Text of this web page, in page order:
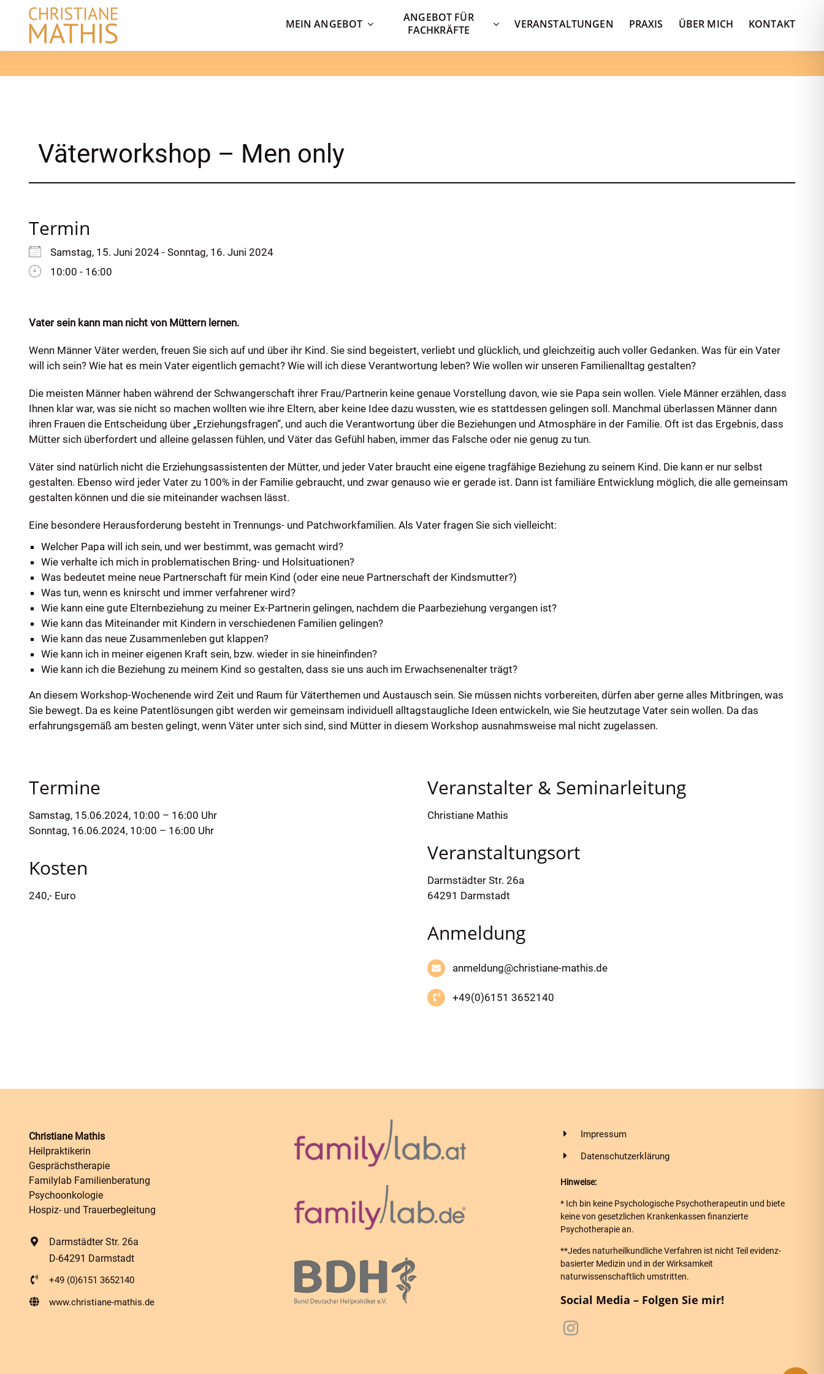
content
MEIN ANGEBOT
ANGEBOT FÜR
FACHKRÄFTE
VERANSTALTUNGEN PRAXIS ÜBER MICH KONTAKT
Väterworkshop – Men only
Termin
Samstag, 15. Juni 2024 - Sonntag, 16. Juni 2024
10:00 - 16:00
Vater sein kann man nicht von Müttern lernen.
Wenn Männer Väter werden, freuen Sie sich auf und über ihr Kind. Sie sind begeistert, verliebt und glücklich, und gleichzeitig auch voller Gedanken. Was für ein Vater
will ich sein? Wie hat es mein Vater eigentlich gemacht? Wie will ich diese Verantwortung leben? Wie wollen wir unseren Familienalltag gestalten?
Die meisten Männer haben während der Schwangerschaft ihrer Frau/Partnerin keine genaue Vorstellung davon, wie sie Papa sein wollen. Viele Männer erzählen, dass
Ihnen klar war, was sie nicht so machen wollten wie ihre Eltern, aber keine Idee dazu wussten, wie es stattdessen gelingen soll. Manchmal überlassen Männer dann
ihren Frauen die Entscheidung über „Erziehungsfragen“, und auch die Verantwortung über die Beziehungen und Atmosphäre in der Familie. Oft ist das Ergebnis, dass
Mütter sich überfordert und alleine gelassen fühlen, und Väter das Gefühl haben, immer das Falsche oder nie genug zu tun.
Väter sind natürlich nicht die Erziehungsassistenten der Mütter, und jeder Vater braucht eine eigene tragfähige Beziehung zu seinem Kind. Die kann er nur selbst
gestalten. Ebenso wird jeder Vater zu 100% in der Familie gebraucht, und zwar genauso wie er gerade ist. Dann ist familiäre Entwicklung möglich, die alle gemeinsam
gestalten können und die sie miteinander wachsen lässt.
Eine besondere Herausforderung besteht in Trennungs- und Patchworkfamilien. Als Vater fragen Sie sich vielleicht:
Welcher Papa will ich sein, und wer bestimmt, was gemacht wird?
Wie verhalte ich mich in problematischen Bring- und Holsituationen?
Was bedeutet meine neue Partnerschaft für mein Kind (oder eine neue Partnerschaft der Kindsmutter?)
Was tun, wenn es knirscht und immer verfahrener wird?
Wie kann eine gute Elternbeziehung zu meiner Ex-Partnerin gelingen, nachdem die Paarbeziehung vergangen ist?
Wie kann das Miteinander mit Kindern in verschiedenen Familien gelingen?
Wie kann das neue Zusammenleben gut klappen?
Wie kann ich in meiner eigenen Kraft sein, bzw. wieder in sie hineinfinden?
Wie kann ich die Beziehung zu meinem Kind so gestalten, dass sie uns auch im Erwachsenenalter trägt?
An diesem Workshop-Wochenende wird Zeit und Raum für Väterthemen und Austausch sein. Sie müssen nichts vorbereiten, dürfen aber gerne alles Mitbringen, was
Sie bewegt. Da es keine Patentlösungen gibt werden wir gemeinsam individuell alltagstaugliche Ideen entwickeln, wie Sie heutzutage Vater sein wollen. Da das
erfahrungsgemäß am besten gelingt, wenn Väter unter sich sind, sind Mütter in diesem Workshop ausnahmsweise mal nicht zugelassen.
Termine
Samstag, 15.06.2024, 10:00 – 16:00 Uhr
Sonntag, 16.06.2024, 10:00 – 16:00 Uhr
Kosten
240,- Euro
Veranstalter & Seminarleitung
Christiane Mathis
Veranstaltungsort
Darmstädter Str. 26a
64291 Darmstadt
Anmeldung
anmeldung@christiane-mathis.de
+49(0)6151 3652140
Christiane Mathis
Heilpraktikerin
Gesprächstherapie
Familylab Familienberatung
Psychoonkologie
Hospiz- und Trauerbegleitung
Darmstädter Str. 26a
D-64291 Darmstadt
+49 (0)6151 3652140
www.christiane-mathis.de
Impressum
Datenschutzerklärung
Hinweise:
* Ich bin keine Psychologische Psychotherapeutin und biete
keine von gesetzlichen Krankenkassen finanzierte
Psychotherapie an.
**Jedes naturheilkundliche Verfahren ist nicht Teil evidenz-
basierter Medizin und in der Wirksamkeit
naturwissenschaftlich umstritten.
Social Media – Folgen Sie mir!